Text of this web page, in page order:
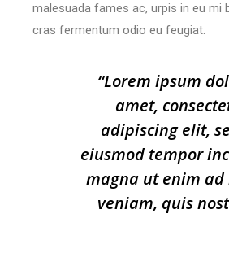
malesuada fames ac, urpis in eu mi
cras fermentum odio eu feugiat.
“Lorem ipsum
amet,
adipiscing elit,
eiusmod tempor
magna ut enim
veniam, quis